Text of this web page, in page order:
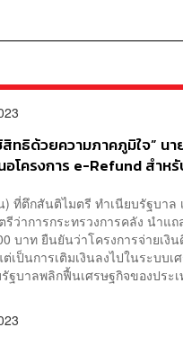
สิทธิด้วยความภาคภูมิใจ” น
โครงการ e-Refund สำหรั
ที่ตึกสันติไมตรี ทำเนียบรัฐบาล
ว่าการกระทรวงการคลัง นำแถ
บาท ยืนยันว่าโครงการจ่ายเงิ
เป็นการเติมเงินลงไปในระบบเ
ฐบาลพลิกฟื้นเศรษฐกิจของประ